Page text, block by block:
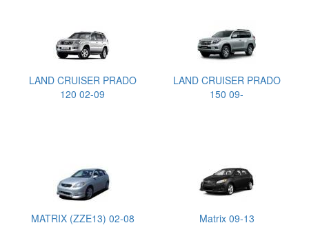
LAND CRUISER PRADO
120 02-09
LAND CRUISER PRADO
150 09-
MATRIX (ZZE13) 02-08 Matrix 09-13